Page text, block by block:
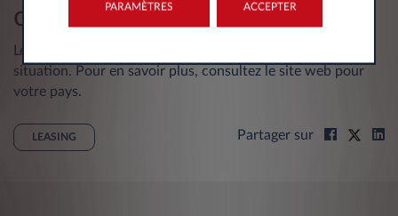
continuer à avancer
Les choix du leasing ou de l'achat dépend de votre
situation. Pour en savoir plus, consultez le site web pour
votre pays.
LEASING Partager sur
PARAMÈTRES
ACCEPTER